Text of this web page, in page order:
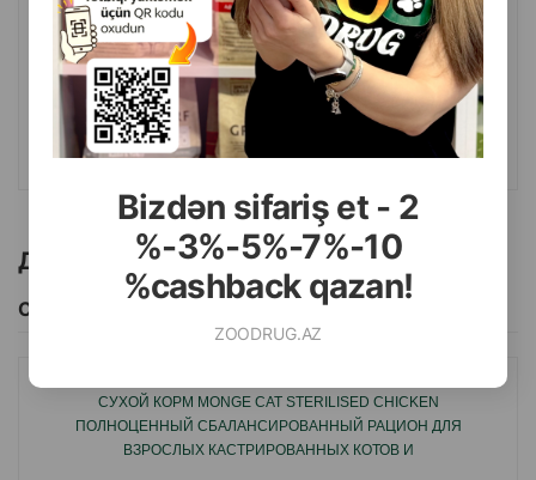
Bizdən sifariş et - 2
%-3%-5%-7%-10
%cashback qazan!
ZOODRUG.AZ
Страна производитель: Италия.
Масса Цена
Купить
Кг (на развес)
16.70
7 кг (мешок) 116.80
КУПИТЬ
Другие товоры бренда
Смотреть Все
СУХОЙ КОРМ MONGE CAT STERILISED CHICKEN
ПОЛНОЦЕННЫЙ СБАЛАНСИРОВАННЫЙ РАЦИОН ДЛЯ
ВЗРОСЛЫХ КАСТРИРОВАННЫХ КОТОВ И